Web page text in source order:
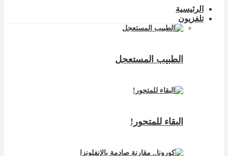
الرئيسية
تلفزيون
الطبيب المستعجل
البقاء للمتحور!